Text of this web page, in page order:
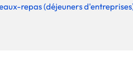
repas (déjeuners